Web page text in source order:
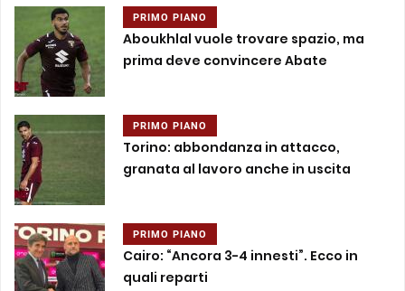
PRIMO PIANO
Aboukhlal vuole trovare spazio, ma
prima deve convincere Abate
PRIMO PIANO
Torino: abbondanza in attacco,
granata al lavoro anche in uscita
PRIMO PIANO
Cairo: “Ancora 3-4 innesti”. Ecco in
quali reparti